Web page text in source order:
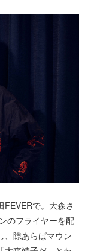
FEVERで。大森さ
のフライヤーを配
、隙あらばマウン